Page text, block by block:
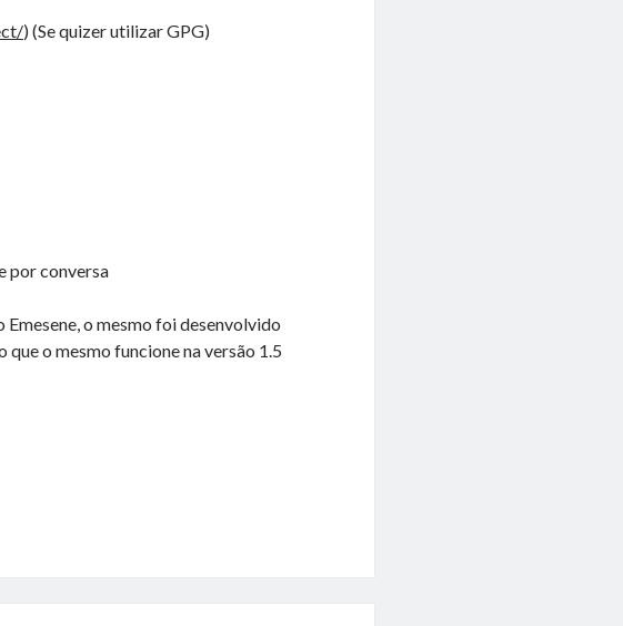
) (Se quizer utilizar GPG)
por conversa
Emesene, o mesmo foi desenvolvido
o mesmo funcione na versão 1.5